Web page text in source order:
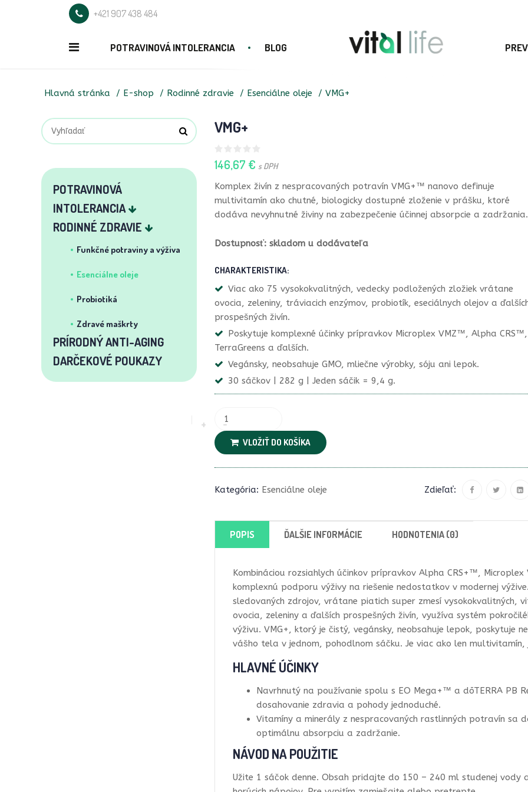
+421 907 438 484
POTRAVINOVÁ INTOLERANCIA BLOG
Hlavná stránka E-shop Rodinné zdravie Esenciálne oleje VMG+
POTRAVINOVÁ
INTOLERANCIA
RODINNÉ ZDRAVIE
Funkčné potraviny a výživa
Esenciálne oleje
Probiotiká
Zdravé maškrty
PRÍRODNÝ ANTI-AGING
DARČEKOVÉ POUKAZY
VMG+
146,67 € s DPH
Komplex živín z nespracovaných potravín VMG+™ nanovo definuje
multivitamín ako chutné, biologicky dostupné zloženie v prášku, ktoré
dodáva nevyhnutné živiny na zabezpečenie účinnej absorpcie a zadržania.
Dostupnosť: skladom u dodávateľa
CHARAKTERISTIKA:
Viac ako 75 vysokokvalitných, vedecky podložených zložiek vrátane
ovocia, zeleniny, tráviacich enzýmov, probiotík, eseciálnych olejov a
prospešných živín.
Poskytuje komplexné účinky prípravkov Microplex VMZ™, Alpha CRS™,
TerraGreens a ďalších.
Vegánsky, neobsahuje GMO, mliečne výrobky, sóju ani lepok.
30 sáčkov | 282 g | Jeden sáčik = 9,4 g.
VLOŽIŤ DO KOŠÍKA
Kategória: Esenciálne oleje Zdieľať:
POPIS ĎALŠIE INFORMÁCIE HODNOTENIA (0)
Kombináciou rozsiahlych účinkov prípravkov Alpha CRS+™,
komplexnú podporu výživy na riešenie nedostatkov v modernej
sledovaných zdrojov, vrátane piatich super zmesí vysokokvalitných,
ovocia, zeleniny a ďalších prospešných živín, využíva systém
výživu. VMG+, ktorý je čistý, vegánsky, neobsahuje lepok, poskytuje
vášho tela v jednom, pohodlnom sáčku. Je viac ako len
HLAVNÉ ÚČINKY
Navrhnutý na používanie spolu s EO Mega+™ a dōTERRA PB
dosahovanie zdravia a pohody jednoduché.
Vitamíny a minerály z nespracovaných rastlinných potravín sa
optimálnu absorpciu a zadržanie.
NÁVOD NA POUŽITIE
Užite 1 sáčok denne. Obsah pridajte do 150 – 240 ml studenej